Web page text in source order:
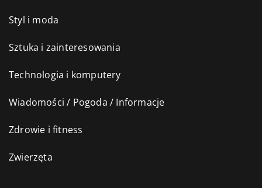
Styl i moda
Sztuka i zainteresowania
Technologia i komputery
Wiadomości / Pogoda / Informacje
Zdrowie i fitness
Zwierzęta